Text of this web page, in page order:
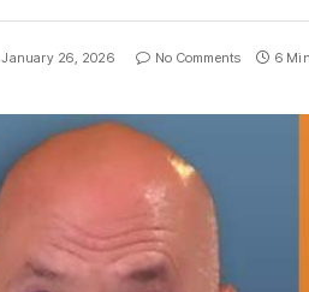
January 26, 2026 No Comments 6